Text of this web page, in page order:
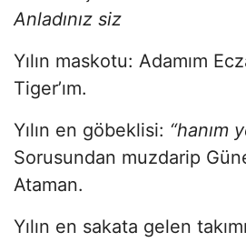
Anladınız siz
Yılın maskotu: Adamım
Tiger’ım.
Yılın en göbeklisi: “hanım
Sorusundan muzdarip
Ataman.
Yılın en sakata gelen